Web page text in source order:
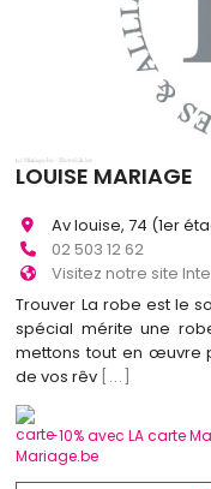
LOUISE MARIAGE
Av louise, 74 (1er
02 503 12 62
Visitez notre site
Trouver La robe est le
spécial mérite une
mettons tout en œuvre
de vos rêv [...]
-10% avec LA carte